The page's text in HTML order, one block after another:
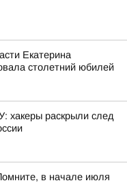
Екатерина
столетний юбилей
хакеры раскрыли след
в начале июля